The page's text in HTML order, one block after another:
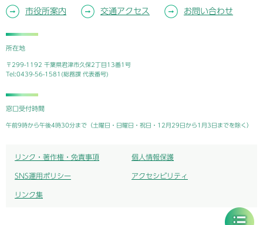
市役所案内 交通アクセス お問い合わせ
所在地
〒299-1192 千葉県君津市久保2丁目13番1号
Tel:0439-56-1581(総務課 代表番号)
窓口受付時間
午前9時から午後4時30分まで（土曜日・日曜日・祝日・12月29日から1月3日までを除く）
リンク・著作権・免責事項 個人情報保護
SNS運用ポリシー アクセシビリティ
リンク集